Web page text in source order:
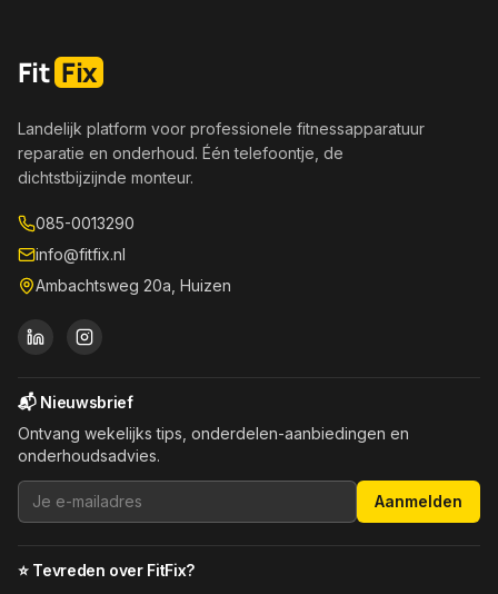
Fit Fix
Landelijk platform voor professionele fitnessapparatuur
reparatie en onderhoud. Één telefoontje, de
dichtstbijzijnde monteur.
085-0013290
info@fitfix.nl
Ambachtsweg 20a, Huizen
📬 Nieuwsbrief
Ontvang wekelijks tips, onderdelen-aanbiedingen en
onderhoudsadvies.
Aanmelden
⭐ Tevreden over FitFix?